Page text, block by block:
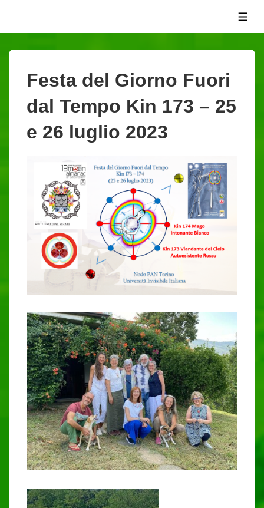
contenuto
principaleFesta del Giorno Fuori
dal Tempo Kin 173 – 25
e 26 luglio 2023